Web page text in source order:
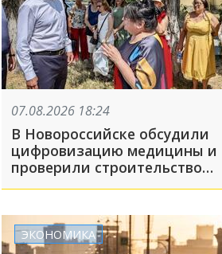
07.08.2026 18:24
В Новороссийске обсудили
цифровизацию медицины и
проверили строительство
Сквера Медиков
ЭКОНОМИКА